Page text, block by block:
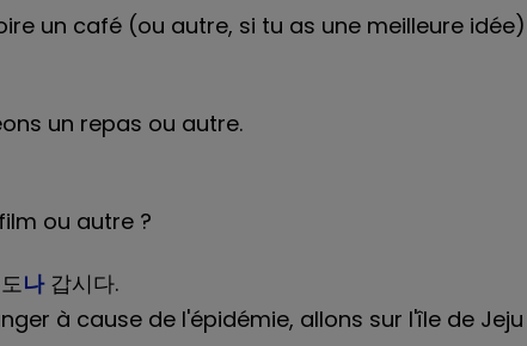
un café (ou autre, si tu as une meilleure
un repas ou autre.
ou autre ?
나갑시다.
à cause de l'épidémie, allons sur l'île de